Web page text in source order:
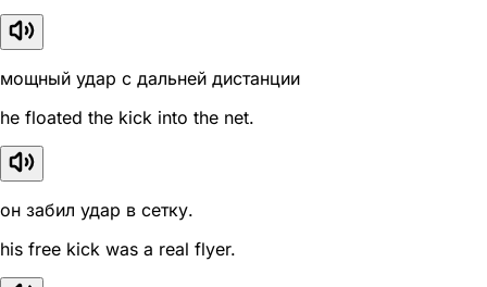
мощный удар с дальней дистанции
he floated the kick into the net.
он забил удар в сетку.
his free kick was a real flyer.